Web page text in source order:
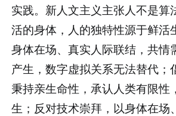
实践。新人文主义主张人不是算
活的身体，人的独特性源于鲜活
身体在场、真实人际联结，共情
产生，数字虚拟关系无法替代；
秉持亲生命性，承认人类有限性
生；反对技术崇拜，以身体在场